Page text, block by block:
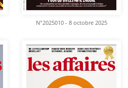
N°2025010 - 8 octobre 2025